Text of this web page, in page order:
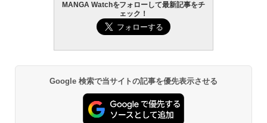
MANGA Watchをフォローして最新記事をチ
ェック！
Google 検索で当サイトの記事を優先表示させる